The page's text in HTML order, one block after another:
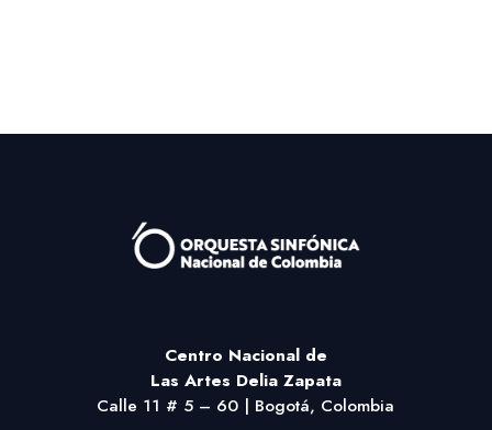
Centro Nacional de
Las Artes Delia Zapata
Calle 11 # 5 – 60 | Bogotá, Colombia